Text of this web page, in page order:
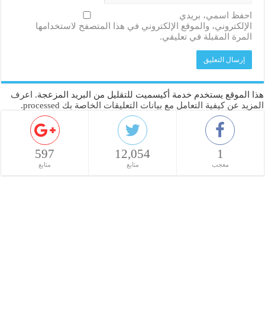
احفظ اسمي، بريدي
الإلكتروني، والموقع الإلكتروني في هذا المتصفح لاستخدامها
المرة المقبلة في تعليقي.
هذا الموقع يستخدم خدمة أكيسميت للتقليل من البريد المزعجة.
اعرف
المزيد عن كيفية التعامل مع بيانات التعليقات الخاصة بك processed
.
1
معجب
12,054
متابع
597
متابع